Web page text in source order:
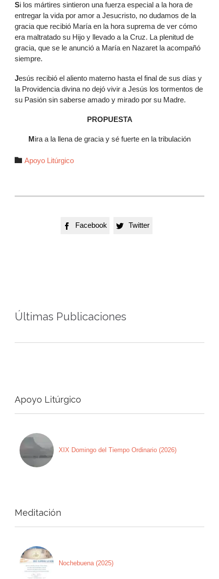
Si los mártires sintieron una fuerza especial a la hora de
entregar la vida por amor a Jesucristo, no dudamos de la
gracia que recibió María en la hora suprema de ver cómo
era maltratado su Hijo y llevado a la Cruz. La plenitud de
gracia, que se le anunció a María en Nazaret la acompañó
siempre.
Jesús recibió el aliento materno hasta el final de sus días y
la Providencia divina no dejó vivir a Jesús los tormentos de
su Pasión sin saberse amado y mirado por su Madre.
PROPUESTA
Mira a la llena de gracia y sé fuerte en la tribulación
 Autor
Apoyo Litúrgico
 Facebook  Twitter
Últimas Publicaciones
Apoyo Litúrgico
XIX Domingo del Tiempo Ordinario (2026)
Meditación
Nochebuena (2025)